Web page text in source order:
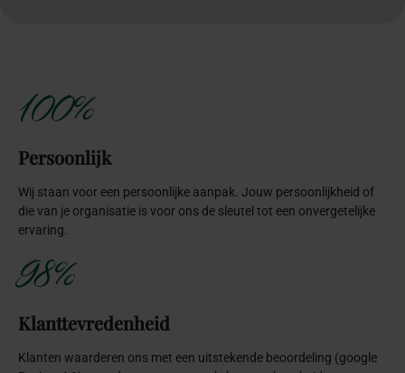
100%
Persoonlijk
Wij staan voor een persoonlijke aanpak. Jouw persoonlijkheid of
die van je organisatie is voor ons de sleutel tot een onvergetelijke
ervaring.
98%
Klanttevredenheid
Klanten waarderen ons met een uitstekende beoordeling (google